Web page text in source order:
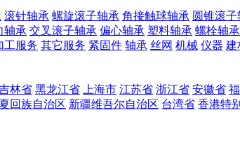
滚针轴承 螺旋滚子轴承 角接触球轴承 圆锥滚子
轴承 交叉滚子轴承 偏心轴承 塑料轴承 螺栓轴承
工服务 其它服务 紧固件 轴承 丝网 机械 仪器 建
林省 黑龙江省 上海市 江苏省 浙江省 安徽省
回族自治区 新疆维吾尔自治区 台湾省 香港特